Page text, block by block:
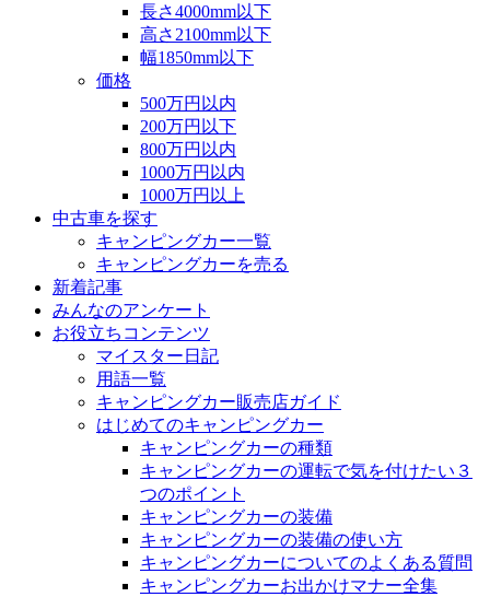
長さ4000mm以下
高さ2100mm以下
幅1850mm以下
価格
500万円以内
200万円以下
800万円以内
1000万円以内
1000万円以上
中古車を探す
キャンピングカー一覧
キャンピングカーを売る
新着記事
みんなのアンケート
お役立ちコンテンツ
マイスター日記
用語一覧
キャンピングカー販売店ガイド
はじめてのキャンピングカー
キャンピングカーの種類
キャンピングカーの運転で気を付けたい３
つのポイント
キャンピングカーの装備
キャンピングカーの装備の使い方
キャンピングカーについてのよくある質問
キャンピングカーお出かけマナー全集